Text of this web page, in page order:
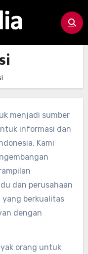
menjadi sumber
informasi dan
Kami
dan perusahaan
berkualitas
dengan
orang untuk